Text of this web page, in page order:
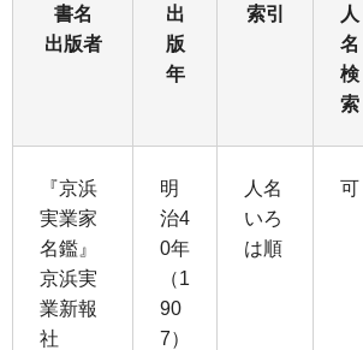
書名
出版者
出
版
年
索引
人
名
検
索
『京浜
実業家
名鑑』
京浜実
業新報
社
明
治4
0年
（1
90
7）
人名
いろ
は順
可